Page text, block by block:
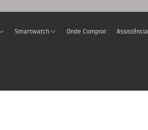
Smartwatch Onde Comprar Assistência